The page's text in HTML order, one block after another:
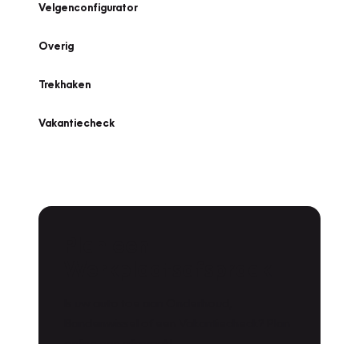
Velgenconfigurator
Overig
Trekhaken
Vakantiecheck